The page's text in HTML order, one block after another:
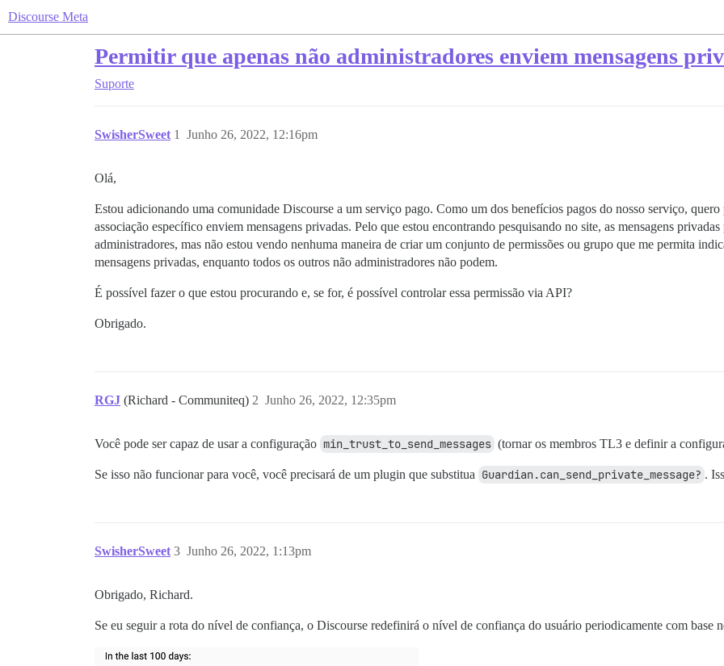
Discourse Meta
Permitir que apenas não administradores enviem mensagens
Suporte
SwisherSweet Junho 26, 2022, 12:16pm
1
Olá,
Estou adicionando uma comunidade Discourse a um serviço pago. Como um dos benefícios pagos do nosso serviço,
associação específico enviem mensagens privadas. Pelo que estou encontrando pesquisando no site, as mensagens
administradores, mas não estou vendo nenhuma maneira de criar um conjunto de permissões ou grupo que me permita
mensagens privadas, enquanto todos os outros não administradores não podem.
É possível fazer o que estou procurando e, se for, é possível controlar essa permissão via API?
Obrigado.
RGJ (Richard - Communiteq) Junho 26, 2022, 12:35pm
2
Você pode ser capaz de usar a configuração min_trust_to_send_messages (tornar os membros TL3 e definir a
Se isso não funcionar para você, você precisará de um plugin que substitua Guardian.can_send_private_message? .
SwisherSweet Junho 26, 2022, 1:13pm
3
Obrigado, Richard.
Se eu seguir a rota do nível de confiança, o Discourse redefinirá o nível de confiança do usuário periodicamente com base